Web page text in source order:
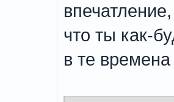
что ты как-
в те